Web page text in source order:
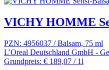
VICHY HOMME
PZN: 4956037 / Balsam, 75 ml
L'Oreal Deutschland GmbH -
Grundpreis: € 189,07 / 1l